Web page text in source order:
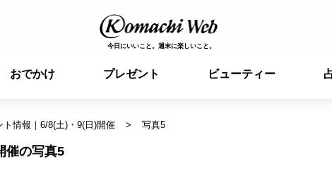
今日にいいこと。週末に楽しいこと。
おでかけ プレゼント ビューティー
情報｜6/8(土)・9(日)開催 写真5
催の写真5